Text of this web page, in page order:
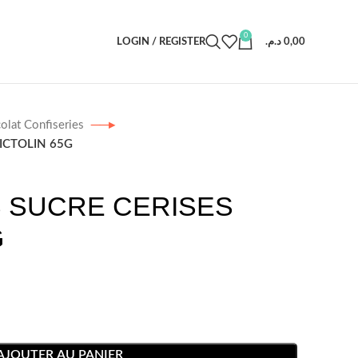
LOGIN / REGISTER
0
0,00 د.م.
Confiseries
65G
CERISES
AU PANIER